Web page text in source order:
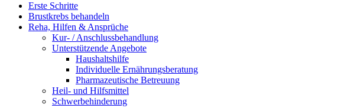
Erste Schritte
Brustkrebs behandeln
Reha, Hilfen & Ansprüche
Kur- / Anschlussbehandlung
Unterstützende Angebote
Haushaltshilfe
Individuelle Ernährungsberatung
Pharmazeutische Betreuung
Heil- und Hilfsmittel
Schwerbehinderung